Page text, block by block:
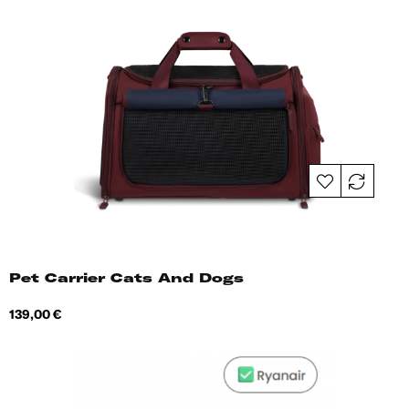
Pet Carrier Cats And Dogs
Hind
139,00 €